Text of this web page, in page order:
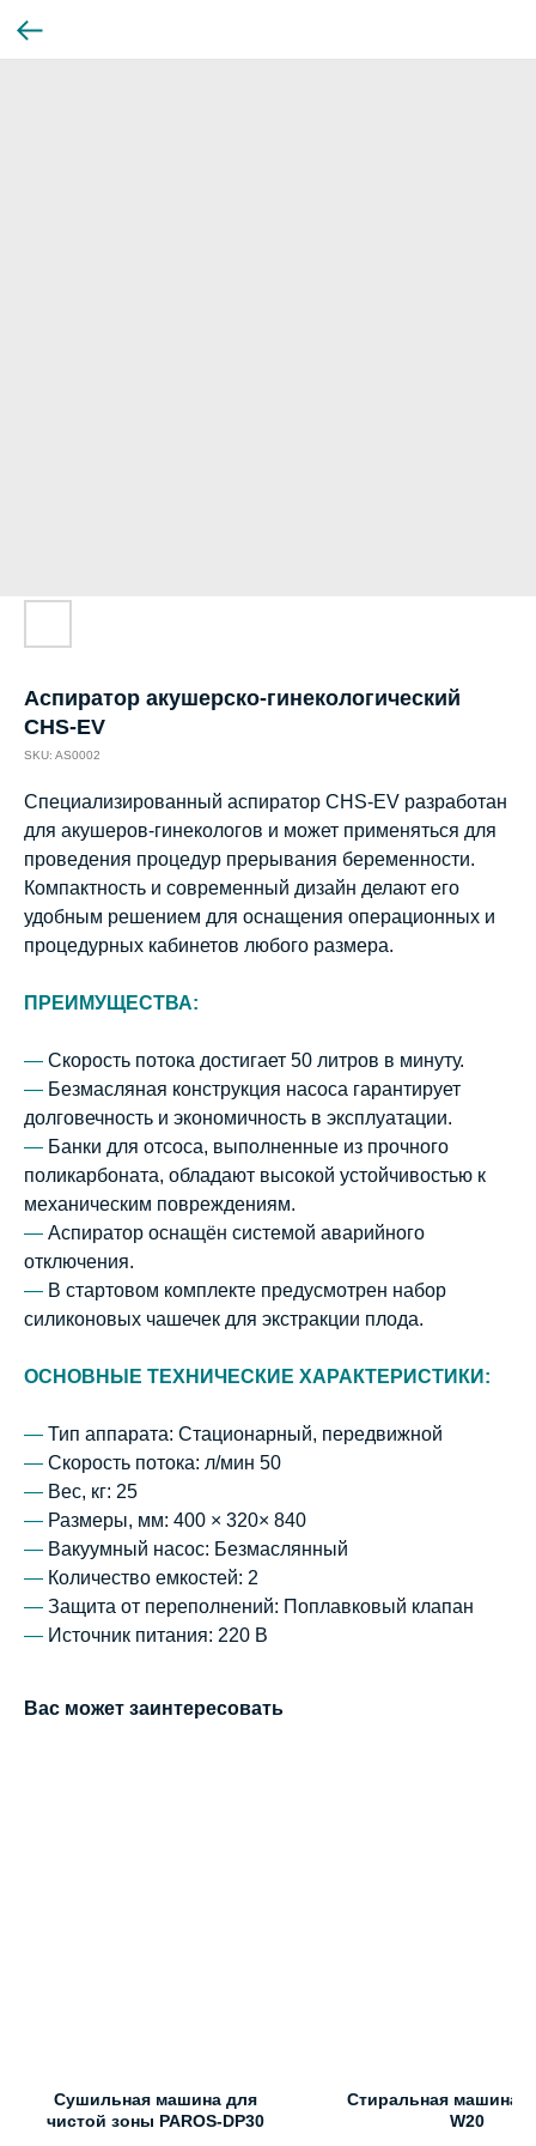
Аспиратор акушерско-гинекологический
CHS-EV
SKU: AS0002
Специализированный аспиратор CHS-EV разработан
для акушеров-гинекологов и может применяться для
проведения процедур прерывания беременности.
Компактность и современный дизайн делают его
удобным решением для оснащения операционных и
процедурных кабинетов любого размера.
ПРЕИМУЩЕСТВА:
— Скорость потока достигает 50 литров в минуту.
— Безмасляная конструкция насоса гарантирует
долговечность и экономичность в эксплуатации.
— Банки для отсоса, выполненные из прочного
поликарбоната, обладают высокой устойчивостью к
механическим повреждениям.
— Аспиратор оснащён системой аварийного
отключения.
— В стартовом комплекте предусмотрен набор
силиконовых чашечек для экстракции плода.
ОСНОВНЫЕ ТЕХНИЧЕСКИЕ ХАРАКТЕРИСТИКИ:
— Тип аппарата: Стационарный, передвижной
— Скорость потока: л/мин 50
— Вес, кг: 25
— Размеры, мм: 400 × 320× 840
— Вакуумный насос: Безмаслянный
— Количество емкостей: 2
— Защита от переполнений: Поплавковый клапан
— Источник питания: 220 В
Вас может заинтересовать
Сушильная машина для
чистой зоны PAROS-DP30
Стиральная машина
W20